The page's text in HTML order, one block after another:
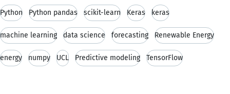
Python Python pandas scikit-learn Keras keras
machine learning data science forecasting Renewable Energy
energy numpy UCL Predictive modeling TensorFlow